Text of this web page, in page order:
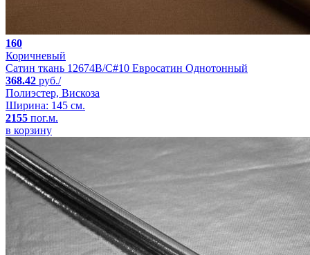
160
Коричневый
Сатин ткань 12674B/C#10 Евросатин Однотонный
368.42 руб./
Полиэстер, Вискоза
Ширина: 145 см.
2155 пог.м.
в корзину